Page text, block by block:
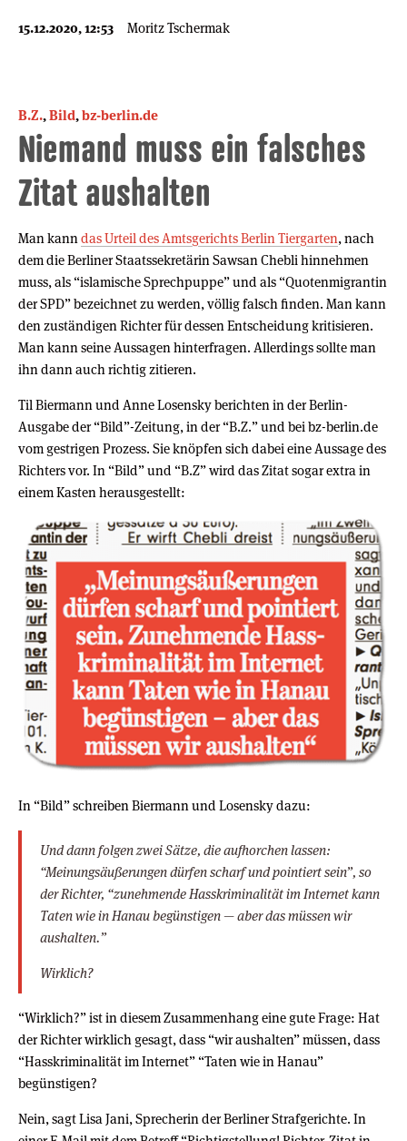
15.12.2020, 12:53 Moritz Tschermak
B.Z.,Bild,bz-berlin.de
Niemand muss ein falsches
Zitat aushalten
Man kann das Urteil des Amtsgerichts Berlin Tiergarten, nach
dem die Berliner Staatssekretärin Sawsan Chebli hinnehmen
muss, als “islamische Sprechpuppe” und als “Quotenmigrantin
der SPD” bezeichnet zu werden, völlig falsch finden. Man kann
den zuständigen Richter für dessen Entscheidung kritisieren.
Man kann seine Aussagen hinterfragen. Allerdings sollte man
ihn dann auch richtig zitieren.
Til Biermann und Anne Losensky berichten in der Berlin-
Ausgabe der “Bild”-Zeitung, in der “B.Z.” und bei bz-berlin.de
vom gestrigen Prozess. Sie knöpfen sich dabei eine Aussage des
Richters vor. In “Bild” und “B.Z” wird das Zitat sogar extra in
einem Kasten herausgestellt:
In “Bild” schreiben Biermann und Losensky dazu:
Und dann folgen zwei Sätze, die aufhorchen lassen:
“Meinungsäußerungen dürfen scharf und pointiert sein”, so
der Richter, “zunehmende Hasskriminalität im Internet kann
Taten wie in Hanau begünstigen — aber das müssen wir
aushalten.”
Wirklich?
“Wirklich?” ist in diesem Zusammenhang eine gute Frage: Hat
der Richter wirklich gesagt, dass “wir aushalten” müssen, dass
“Hasskriminalität im Internet” “Taten wie in Hanau”
begünstigen?
Nein, sagt Lisa Jani, Sprecherin der Berliner Strafgerichte. In